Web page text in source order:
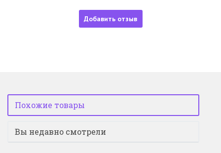
Добавить отзыв
Похожие товары
Вы недавно смотрели